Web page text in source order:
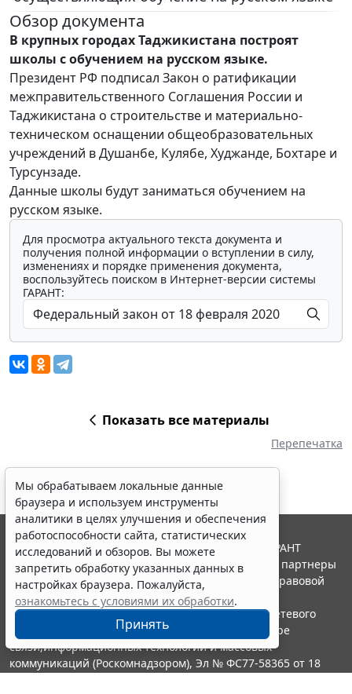
Обзор документа
В крупных городах Таджикистана построят
школы с обучением на русском языке.
Президент РФ подписал Закон о ратификации
межправительственного Соглашения России и
Таджикистана о строительстве и материально-
техническом оснащении общеобразовательных
учреждений в Душанбе, Кулябе, Худжанде, Бохтаре и
Турсунзаде.
Данные школы будут заниматься обучением на
русском языке.
Для просмотра актуального текста документа и
получения полной информации о вступлении в силу,
изменениях и порядке применения документа,
воспользуйтесь поиском в Интернет-версии системы
ГАРАНТ:
Показать все материалы
Перепечатка
Мы обрабатываем локальные данные
браузера и используем инструменты
аналитики в целях улучшения и обеспечения
работоспособности сайта, статистических
исследований и обзоров. Вы можете
запретить обработку указанных данных в
настройках браузера. Пожалуйста,
ознакомьтесь с условиями их обработки.
Принять
© ООО "НПП "ГАРАНТ-СЕРВИС", 2026. Система ГАРАНТ
выпускается с 1990 года. Компания "Гарант" и ее партнеры
являются участниками Российской ассоциации правовой
информации ГАРАНТ.
Портал ГАРАНТ.РУ зарегистрирован в качестве сетевого
издания Федеральной службой по надзору в сфере
связи,информационных технологий и массовых
коммуникаций (Роскомнадзором), Эл № ФС77-58365 от 18